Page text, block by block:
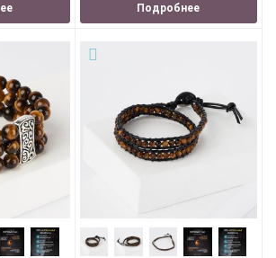
Подробнее